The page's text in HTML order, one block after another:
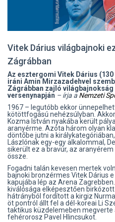
Vitek Dárius világbajnoki
Zágrábban
Az esztergomi Vitek Dárius
iráni Amin Mirzazadehvel
Zágrábban zajló
versenynapján – írja a Nemzeti
1967 – legutóbb ekkor
kötöttfogású nehézsúlyban.
Kozma István nyakába került
aranyérme. Azóta három olyan
döntőbe jutni a
Lászlónak egy-egy alkalommal,
sikerült ez a bravúr, az
össze.
Fogadni talán kevesen mertek
bajnoki bronzérmes Vitek Dárius
kapujába lép az Arena
kiválósága elképesztően
hátrányból fordított a kirgiz
öt pontról állt fel a dél-koreai Li
taktikus küzdelemeben megverte
fehérorosz Pavel Hlincsukot.